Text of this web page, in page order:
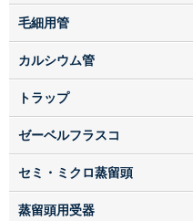
毛細用管
カルシウム管
トラップ
ゼーベルフラスコ
セミ・ミクロ蒸留頭
蒸留頭用受器